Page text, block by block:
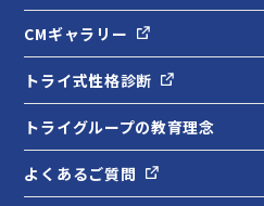
CMギャラリー
トライ式性格診断
トライグループの教育理念
よくあるご質問